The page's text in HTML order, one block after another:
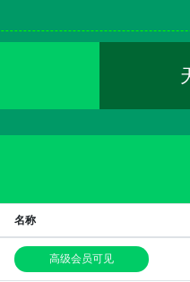
名称
高级会员可见